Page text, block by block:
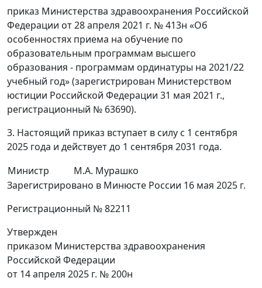
приказ Министерства здравоохранения Российской
Федерации от 28 апреля 2021 г. № 413н «Об
особенностях приема на обучение по
образовательным программам высшего
образования - программам ординатуры на 2021/22
учебный год» (зарегистрирован Министерством
юстиции Российской Федерации 31 мая 2021 г.,
регистрационный № 63690).
3. Настоящий приказ вступает в силу с 1 сентября
2025 года и действует до 1 сентября 2031 года.
Министр
М.А. Мурашко
Зарегистрировано в Минюсте России 16 мая 2025 г.
Регистрационный № 82211
Утвержден
приказом Министерства здравоохранения
Российской Федерации
от 14 апреля 2025 г. № 200н